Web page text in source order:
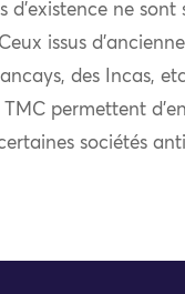
d’existence ne
issus
des Incas,
permettent
sociétés